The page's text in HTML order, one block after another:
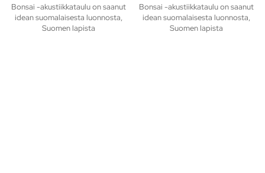
Bonsai -akustiikkataulu on saanut
idean suomalaisesta luonnosta,
Suomen lapista
Bonsai -akustiikkataulu on saanut
idean suomalaisesta luonnosta,
Suomen lapista